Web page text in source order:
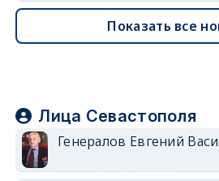
Показать все
Лица Севастополя
Генералов Евгений